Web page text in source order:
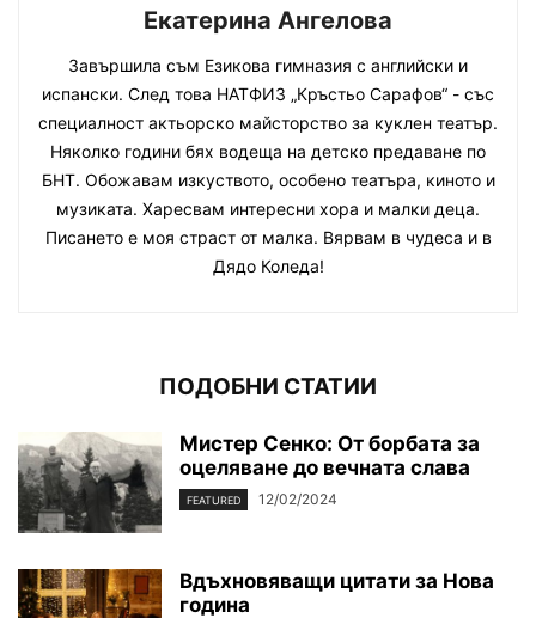
Екатерина Ангелова
Завършила съм Езикова гимназия с английски и
испански. След това НАТФИЗ „Кръстьо Сарафов“ - със
специалност актьорско майсторство за куклен театър.
Няколко години бях водеща на детско предаване по
БНТ. Обожавам изкуството, особено театъра, киното и
музиката. Харесвам интересни хора и малки деца.
Писането е моя страст от малка. Вярвам в чудеса и в
Дядо Коледа!
ПОДОБНИ СТАТИИ
Мистер Сенко: От борбата за
оцеляване до вечната слава
FEATURED 12/02/2024
Вдъхновяващи цитати за Нова
година